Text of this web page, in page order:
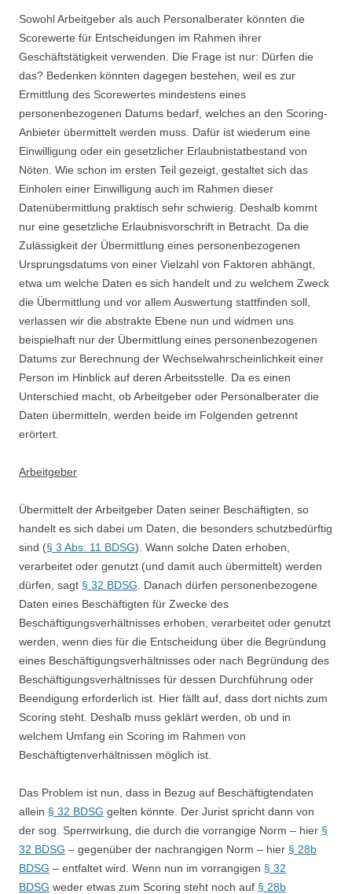
Sowohl Arbeitgeber als auch Personalberater könnten die
Scorewerte für Entscheidungen im Rahmen ihrer
Geschäftstätigkeit verwenden. Die Frage ist nur: Dürfen die
das? Bedenken könnten dagegen bestehen, weil es zur
Ermittlung des Scorewertes mindestens eines
personenbezogenen Datums bedarf, welches an den Scoring-
Anbieter übermittelt werden muss. Dafür ist wiederum eine
Einwilligung oder ein gesetzlicher Erlaubnistatbestand von
Nöten. Wie schon im ersten Teil gezeigt, gestaltet sich das
Einholen einer Einwilligung auch im Rahmen dieser
Datenübermittlung praktisch sehr schwierig. Deshalb kommt
nur eine gesetzliche Erlaubnisvorschrift in Betracht. Da die
Zulässigkeit der Übermittlung eines personenbezogenen
Ursprungsdatums von einer Vielzahl von Faktoren abhängt,
etwa um welche Daten es sich handelt und zu welchem Zweck
die Übermittlung und vor allem Auswertung stattfinden soll,
verlassen wir die abstrakte Ebene nun und widmen uns
beispielhaft nur der Übermittlung eines personenbezogenen
Datums zur Berechnung der Wechselwahrscheinlichkeit einer
Person im Hinblick auf deren Arbeitsstelle. Da es einen
Unterschied macht, ob Arbeitgeber oder Personalberater die
Daten übermitteln, werden beide im Folgenden getrennt
erörtert.
Arbeitgeber
Übermittelt der Arbeitgeber Daten seiner Beschäftigten, so
handelt es sich dabei um Daten, die besonders schutzbedürftig
sind (§ 3 Abs. 11 BDSG). Wann solche Daten erhoben,
verarbeitet oder genutzt (und damit auch übermittelt) werden
dürfen, sagt § 32 BDSG . Danach dürfen personenbezogene
Daten eines Beschäftigten für Zwecke des
Beschäftigungsverhältnisses erhoben, verarbeitet oder genutzt
werden, wenn dies für die Entscheidung über die Begründung
eines Beschäftigungsverhältnisses oder nach Begründung des
Beschäftigungsverhältnisses für dessen Durchführung oder
Beendigung erforderlich ist. Hier fällt auf, dass dort nichts zum
Scoring steht. Deshalb muss geklärt werden, ob und in
welchem Umfang ein Scoring im Rahmen von
Beschäftigtenverhältnissen möglich ist.
Das Problem ist nun, dass in Bezug auf Beschäftigtendaten
allein § 32 BDSG gelten könnte. Der Jurist spricht dann von
der sog. Sperrwirkung, die durch die vorrangige Norm – hier §
32 BDSG – gegenüber der nachrangigen Norm – hier § 28b
BDSG – entfaltet wird. Wenn nun im vorrangigen § 32
BDSG weder etwas zum Scoring steht noch auf § 28b